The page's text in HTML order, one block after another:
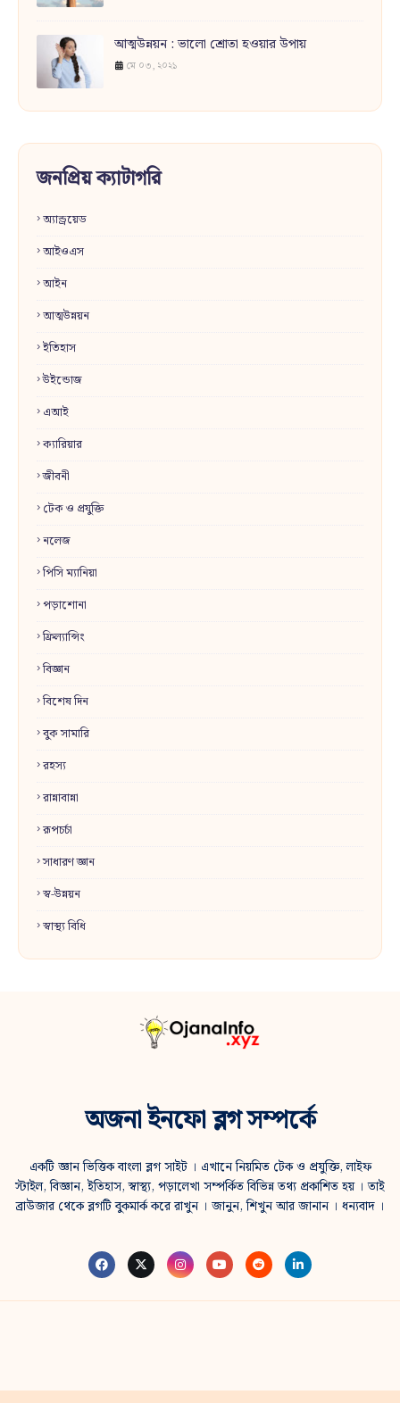
আত্মউন্নয়ন : ভালো শ্রোতা হওয়ার উপায়
মে ০৩, ২০২১
জনপ্রিয় ক্যাটাগরি
অ্যান্ড্রয়েড
আইওএস
আইন
আত্মউন্নয়ন
ইতিহাস
উইন্ডোজ
এআই
ক্যারিয়ার
জীবনী
টেক ও প্রযুক্তি
নলেজ
পিসি ম্যানিয়া
পড়াশোনা
ফ্রিল্যান্সিং
বিজ্ঞান
বিশেষ দিন
বুক সামারি
রহস্য
রান্নাবান্না
রূপচর্চা
সাধারণ জ্ঞান
স্ব-উন্নয়ন
স্বাস্থ্য বিধি
অজনা ইনফো ব্লগ সম্পর্কে
একটি জ্ঞান ভিত্তিক বাংলা ব্লগ সাইট । এখানে নিয়মিত টেক ও প্রযুক্তি, লাইফ
স্টাইল, বিজ্ঞান, ইতিহাস, স্বাস্থ্য, পড়ালেখা সম্পর্কিত বিভিন্ন তথ্য প্রকাশিত হয় । তাই
ব্রাউজার থেকে ব্লগটি বুকমার্ক করে রাখুন । জানুন, শিখুন আর জানান । ধন্যবাদ ।